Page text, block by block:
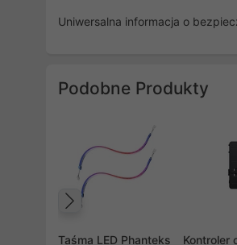
Uniwersalna informacja o
Podobne Produkty
Taśma LED Phanteks
Kontroler